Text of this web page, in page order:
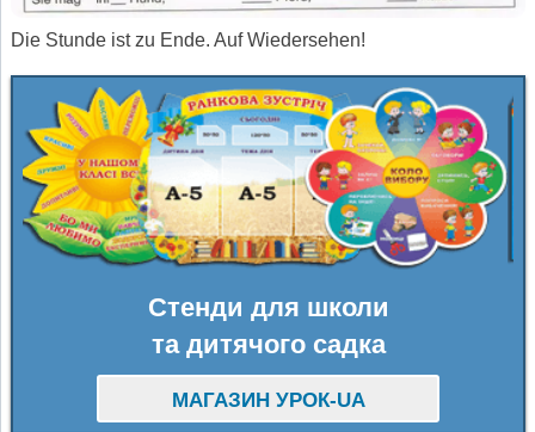
Die Stunde ist zu Ende. Auf Wiedersehen!
Стенди для школи
та дитячого садка
МАГАЗИН УРОК-UA